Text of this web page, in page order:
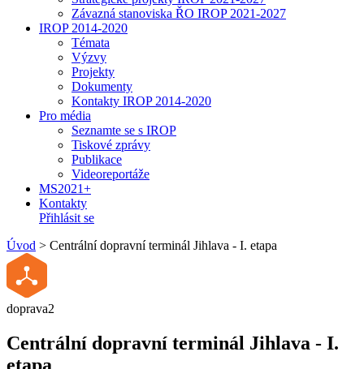
Závazná stanoviska ŘO IROP 2021-2027
IROP 2014-2020
Témata
Výzvy
Projekty
Dokumenty
Kontakty IROP 2014-2020
Pro média
Seznamte se s IROP
Tiskové zprávy
Publikace
Videoreportáže
MS2021+
Kontakty
Přihlásit se
Úvod > Centrální dopravní terminál Jihlava - I. etapa
doprava2
Centrální dopravní terminál Jihlava - I.